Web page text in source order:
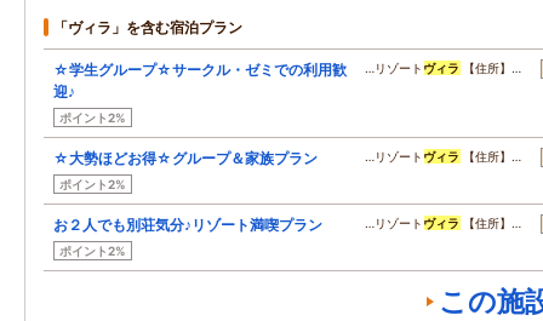
「ヴィラ」を含む宿泊プラン
☆学生グループ☆サークル・ゼミでの利用歓
迎♪
ポイント2%
…リゾート ヴィラ 【住所】…
☆大勢ほどお得☆グループ＆家族プラン
ポイント2%
…リゾート ヴィラ 【住所】…
お２人でも別荘気分♪リゾート満喫プラン
ポイント2%
…リゾート ヴィラ 【住所】…
この施